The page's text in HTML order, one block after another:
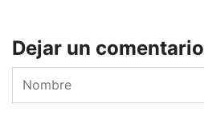
Dejar un comentario